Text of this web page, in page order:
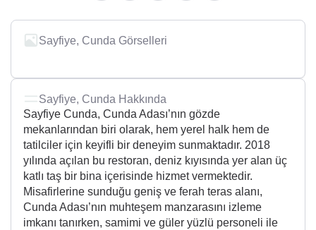
Sayfiye, Cunda Görselleri
Sayfiye, Cunda Hakkında
Sayfiye Cunda, Cunda Adası’nın gözde
mekanlarından biri olarak, hem yerel halk hem de
tatilciler için keyifli bir deneyim sunmaktadır. 2018
yılında açılan bu restoran, deniz kıyısında yer alan üç
katlı taş bir bina içerisinde hizmet vermektedir.
Misafirlerine sunduğu geniş ve ferah teras alanı,
Cunda Adası’nın muhteşem manzarasını izleme
imkanı tanırken, samimi ve güler yüzlü personeli ile